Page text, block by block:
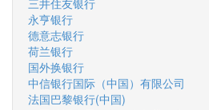
三井住友银行
永亨银行
德意志银行
荷兰银行
国外换银行
中信银行国际（中国）有限公司
法国巴黎银行(中国)